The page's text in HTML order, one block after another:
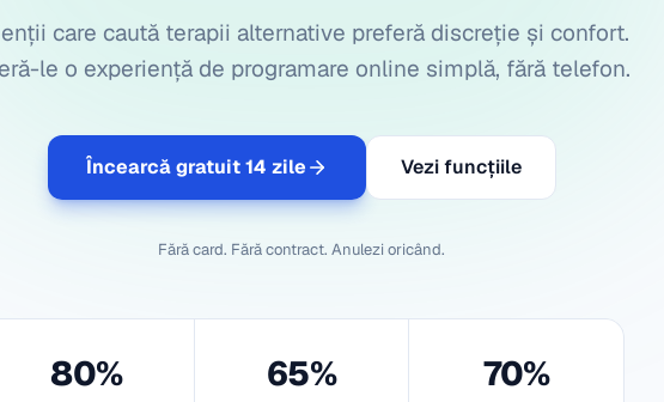
care caută terapii alternative preferă discreție și confort.
le o experiență de programare online simplă, fără telefon.
Încearcă gratuit 14 zile Vezi funcțiile
Fără card. Fără contract. Anulezi oricând.
80% 65% 70%